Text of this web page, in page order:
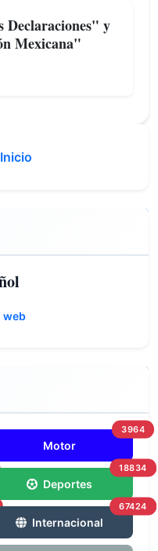
Declaraciones" y
Mexicana"
web
Motor
3964
Deportes
18834
Internacional
67424